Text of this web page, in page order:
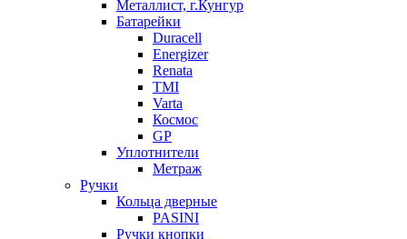
Металлист, г.Кунгур
Батарейки
Duracell
Energizer
Renata
TMI
Varta
Космос
GP
Уплотнители
Метраж
Ручки
Кольца дверные
PASINI
Ручки кнопки